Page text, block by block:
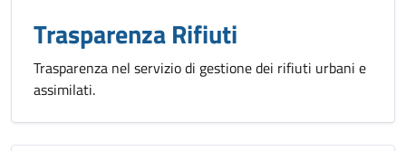
Trasparenza Rifiuti
Trasparenza nel servizio di gestione dei rifiuti urbani e
assimilati.